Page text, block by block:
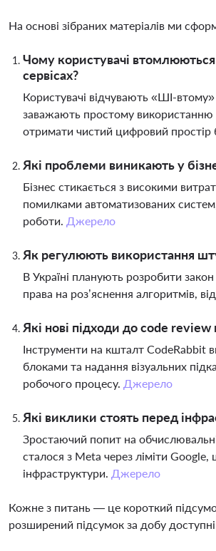
На основі зібраних матеріалів ми
Чому користувачі втомлюються
сервісах?
Користувачі відчувають «ШІ-втому»
заважають простому
отримати чистий цифровий простір
Які проблеми виникають у
Бізнес стикається з високими
помилками автоматизованих
роботи. Джерело
Як регулюють використання
В Україні планують розробити закон
права на роз’яснення алгоритмів,
Які нові підходи до code review
Інструменти на кшталт CodeRabbit
блоками та надання візуальних
робочого процесу. Джерело
Які виклики стоять перед
Зростаючий попит на
сталося з Meta через ліміти Google,
інфраструктури. Джерело
Кожне з питань — це короткий
розширений підсумок за добу